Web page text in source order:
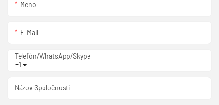
Meno
E-Mail
+1
Telefón/WhatsApp/Skype
Názov Spoločnosti